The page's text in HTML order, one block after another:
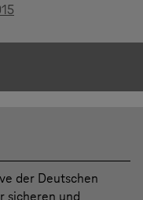
der Deutschen
sicheren und